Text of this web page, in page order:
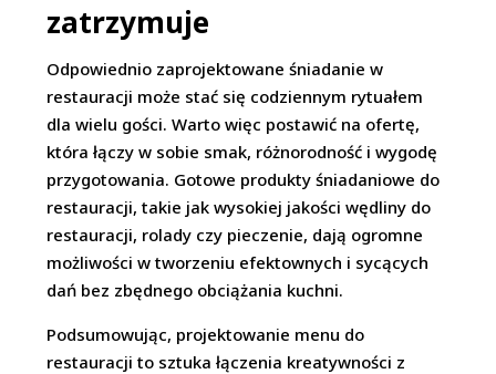
zatrzymuje
Odpowiednio zaprojektowane śniadanie w
restauracji może stać się codziennym rytuałem
dla wielu gości. Warto więc postawić na ofertę,
która łączy w sobie smak, różnorodność i wygodę
przygotowania. Gotowe produkty śniadaniowe do
restauracji, takie jak wysokiej jakości wędliny do
restauracji, rolady czy pieczenie, dają ogromne
możliwości w tworzeniu efektownych i sycących
dań bez zbędnego obciążania kuchni.
Podsumowując, projektowanie menu do
restauracji to sztuka łączenia kreatywności z